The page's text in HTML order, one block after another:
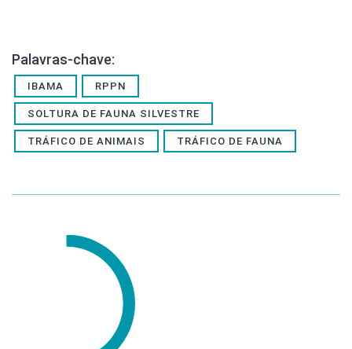
Palavras-chave:
IBAMA RPPN
SOLTURA DE FAUNA SILVESTRE
TRÁFICO DE ANIMAIS TRÁFICO DE FAUNA